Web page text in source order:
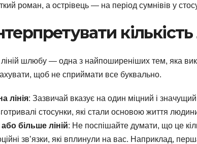
роман, а острівець — на період сумнівів у
ліній шлюбу — одна з найпоширеніших тем, яка
щоб не сприймати все буквально.
лінія: Зазвичай вказує на один міцний і
стосунки, які стали основою життя
або більше ліній: Не поспішайте думати, що це
зв’язки, які вплинули на вас. Наприклад,